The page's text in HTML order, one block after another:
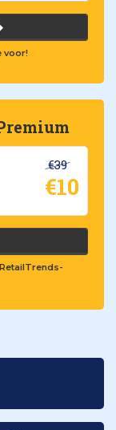
voor!
€39
€10